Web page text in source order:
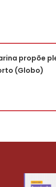
propõe
(Globo)